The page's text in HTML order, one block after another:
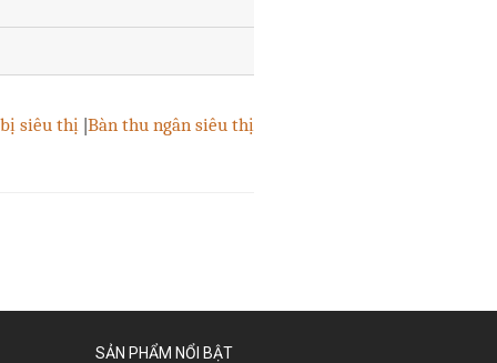
siêu thị |Bàn thu ngân siêu thị
SẢN PHẨM NỔI BẬT